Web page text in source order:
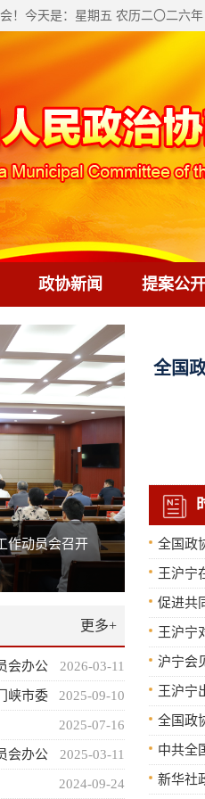
！今天是： 星期五 农历二〇二六
政协新闻 提案公开
座谈会召开
市政协
更多+
2026-03-11
会办公
2025-09-10
峡市委
2025-07-16
2025-03-11
会办公
2024-09-24
全国
全国政
沪宁出
王沪宁
方略 奋
促进共
世界人
要讲话
王沪宁
沪宁会
表
王沪宁
全国政
话
中共全
集体学
新华社